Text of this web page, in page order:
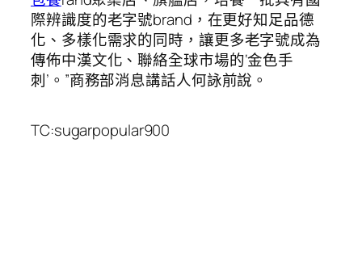
際辨識度的老字號brand，在更好知足品德
化、多樣化需求的同時，讓更多老字號成為
傳佈中漢文化、聯絡全球市場的‘金色手
刺’。”商務部消息講話人何詠前說。
TC:sugarpopular900